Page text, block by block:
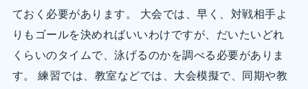
ておく必要があります。 大会では、早く、対戦相手よ
りもゴールを決めればいいわけですが、だいたいどれ
くらいのタイムで、泳げるのかを調べる必要がありま
す。 練習では、教室などでは、大会模擬で、同期や教